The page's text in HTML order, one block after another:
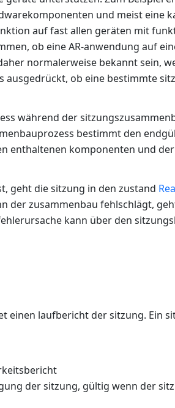
und meist eine
auf fast allen geräten mit
ob eine AR-anwendung auf
normalerweise bekannt sein,
ausgedrückt, ob eine bestimmte
während der
bestimmt den
enthaltenen komponenten und
geht die sitzung in den zustand
der zusammenbau fehlschlägt,
kann über den
einen laufbericht der sitzung. Ein
der sitzung, gültig wenn der